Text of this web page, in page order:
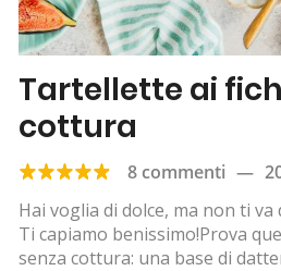
Tartellette ai
cottura
8 commenti —
Hai voglia di dolce, ma non ti
Ti capiamo benissimo!Prova
senza cottura: una base di